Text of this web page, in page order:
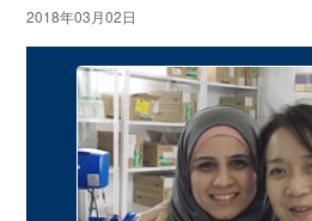
2018年03月02日